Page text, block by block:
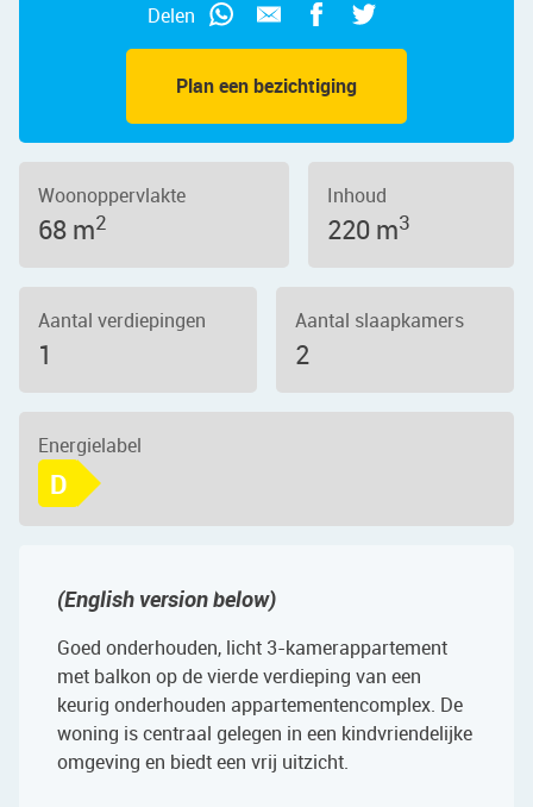
Plan een bezichtiging
Delen
Woonoppervlakte
68 m2
Inhoud
220 m3
Aantal verdiepingen
1
Aantal slaapkamers
2
Energielabel
D
(English version below)
Goed onderhouden, licht 3-kamerappartement
met balkon op de vierde verdieping van een
keurig onderhouden appartementencomplex. De
woning is centraal gelegen in een kindvriendelijke
omgeving en biedt een vrij uitzicht.